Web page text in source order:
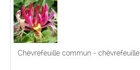
Chèvrefeuille commun -